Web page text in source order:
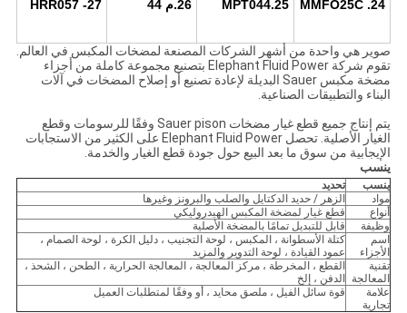
24. MMFO25C
25.MPT044 26.م 44 27- HRR057
صوير هي واحدة من أشهر الشركات المصنعة لمضخات المكبس في العالم.
تقوم شركة Elephant Fluid Power بتصنيع مجموعة كاملة من أجزاء
مضخة مكبس Sauer البديلة لإعادة تصنيع أو إصلاح المضخات في آلات
البناء والتطبيقات الصناعية.
يتم إنتاج جميع قطع غيار مضخات Sauer pison وفقًا للرسومات وقطع
الغيار الأصلية. تحصل Elephant Fluid Power على الكثير من الاستجابات
الإيجابية من سوق ما بعد البيع حول جودة قطع الغيار والخدمة.
ينسب
ينسب
تحديد
مواد
الزهر / حديد الدكتايل والصلب والبرونز وغيرها
أنواع
قطع غيار لمضخة المكبس الهيدروليكي
وظيفة
قابل للتبديل تمامًا بالمضخة الأصلية
اسم
الأجزاء
كتلة الأسطوانة ، المكبس ، لوحة التجنيب ، دليل الكرة ، لوحة الصمام ،
عمود القيادة ، لوحة التدوير والمزيد
تقنية
المعالجة
القطع ، المخرطة ، مركز المعالجة ، المعالجة الحرارية ، الطحن ، الشحذ ،
الدفن ، إلخ
علامة
تجارية
قوة سائل الفيل ، ملصق محايد ، أو وفقًا لمتطلبات العميل